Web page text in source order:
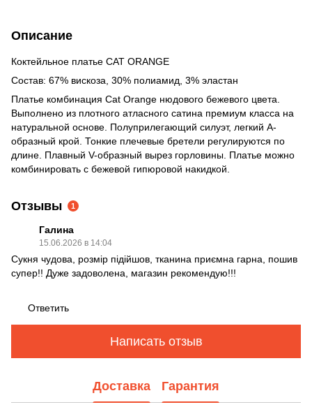
Описание
Коктейльное платье CAT ORANGE
Состав: 67% вискоза, 30% полиамид, 3% эластан
Платье комбинация Cat Orange нюдового бежевого цвета.
Выполнено из плотного атласного сатина премиум класса на
натуральной основе. Полуприлегающий силуэт, легкий А-
образный крой. Тонкие плечевые бретели регулируются по
длине. Плавный V-образный вырез горловины. Платье можно
комбинировать с бежевой гипюровой накидкой.
Отзывы 1
Галина
15.06.2026 в 14:04
Сукня чудова, розмір підійшов, тканина приємна гарна, пошив
супер!! Дуже задоволена, магазин рекомендую!!!
Ответить
Написать отзыв
Доставка Гарантия